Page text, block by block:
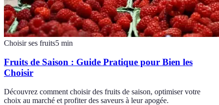
Choisir ses fruits5 min
Fruits de Saison : Guide Pratique pour Bien les
Choisir
Découvrez comment choisir des fruits de saison, optimiser votre
choix au marché et profiter des saveurs à leur apogée.